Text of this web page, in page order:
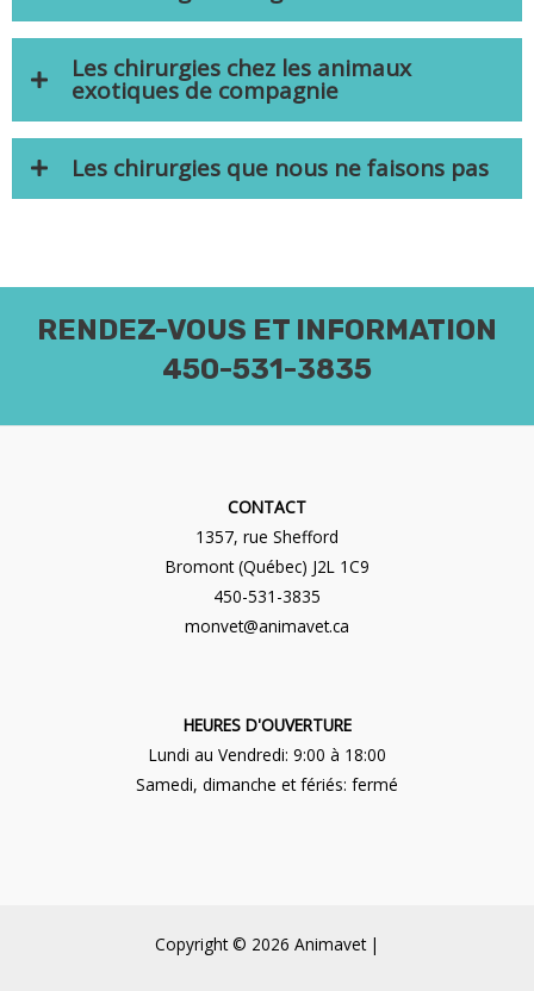
Les chirurgies chez les animaux
exotiques de compagnie
Les chirurgies que nous ne faisons pas
RENDEZ-VOUS ET INFORMATION
450-531-3835
CONTACT
1357, rue Shefford
Bromont (Québec) J2L 1C9
450-531-3835
monvet@animavet.ca
HEURES D'OUVERTURE
Lundi au Vendredi: 9:00 à 18:00
Samedi, dimanche et fériés: fermé
Copyright © 2026 Animavet |